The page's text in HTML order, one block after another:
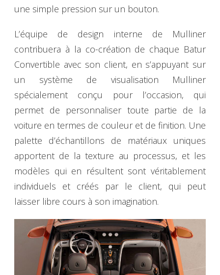
une simple pression sur un bouton.
L’équipe de design interne de Mulliner
contribuera à la co-création de chaque Batur
Convertible avec son client, en s’appuyant sur
un système de visualisation Mulliner
spécialement conçu pour l’occasion, qui
permet de personnaliser toute partie de la
voiture en termes de couleur et de finition. Une
palette d’échantillons de matériaux uniques
apportent de la texture au processus, et les
modèles qui en résultent sont véritablement
individuels et créés par le client, qui peut
laisser libre cours à son imagination.